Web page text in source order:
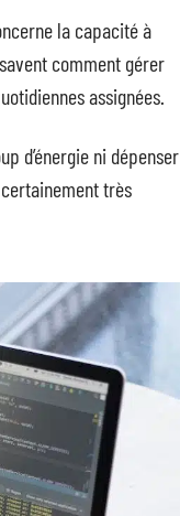
la capacité à
comment gérer
assignées.
d’énergie ni dépenser
très